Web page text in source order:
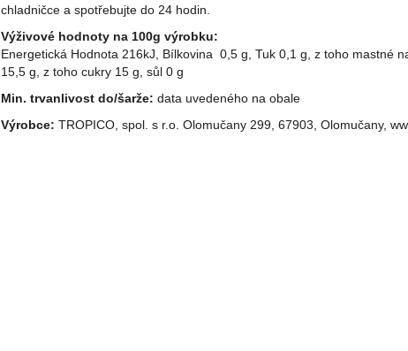
chladničce a spotřebujte do 24 hodin.
Výživové hodnoty na 100g výrobku:
Energetická Hodnota 216kJ, Bílkovina 0,5 g, Tuk 0,1 g, z toho mastné
15,5 g, z toho cukry 15 g, sůl 0 g
Min. trvanlivost do/šarže: data uvedeného na obale
Výrobce: TROPICO, spol. s r.o. Olomučany 299, 67903, Olomučany,